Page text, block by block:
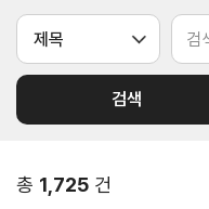
공지·뉴스
협회소
공지사항
포토뉴스
무역동
향
무역뉴스
검색
총 1,725 건